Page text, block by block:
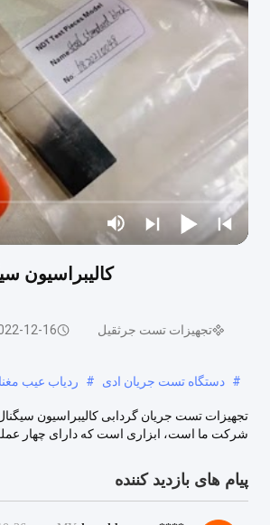
کالیبراسیون
تجهیزات تست جرثقیل 12-16
# دستگاه تست جریان ادی # ردیاب عیب
شرکت ما است، ابزاری است که دارای چهار
پیام های بازدید کننده